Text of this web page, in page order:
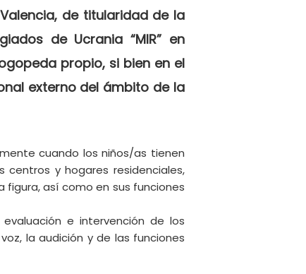
de titularidad de la
de Ucrania “MIR” en
propio, si bien en el
externo del ámbito de la
cuando los niños/as tienen
y hogares residenciales,
así como en sus funciones
e intervención de los
la audición y de las funciones